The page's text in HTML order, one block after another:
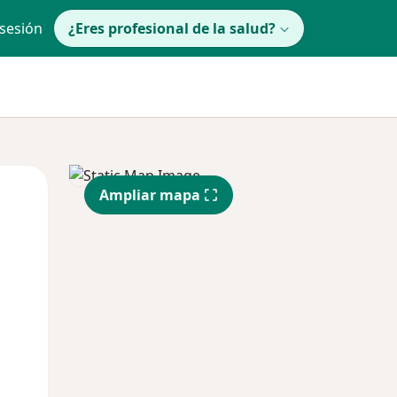
¿Eres profesional de la salud?
Mar
11 Ago
Mié
12 Ago
Ampliar mapa